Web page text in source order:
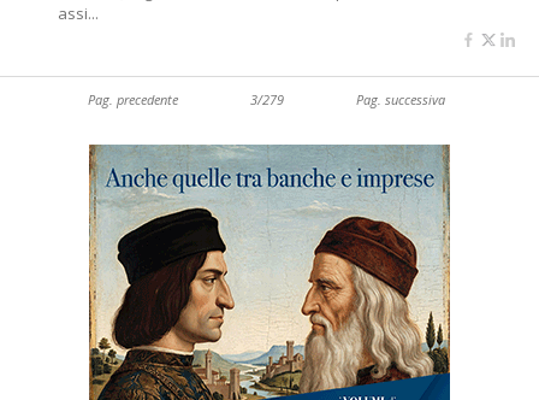
assi...
Pag. precedente 3/279 Pag. successiva